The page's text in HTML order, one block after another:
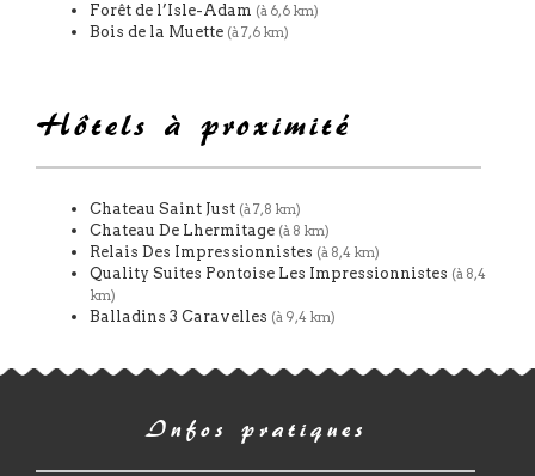
Forêt de l’Isle-Adam (à 6,6 km)
Bois de la Muette (à 7,6 km)
Hôtels à proximité
Chateau Saint Just (à 7,8 km)
Chateau De Lhermitage (à 8 km)
Relais Des Impressionnistes (à 8,4 km)
Quality Suites Pontoise Les Impressionnistes (à 8,4
km)
Balladins 3 Caravelles (à 9,4 km)
Infos pratiques